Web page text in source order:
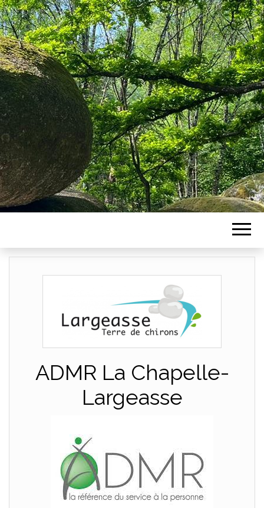
ADMR La Chapelle-
Largeasse